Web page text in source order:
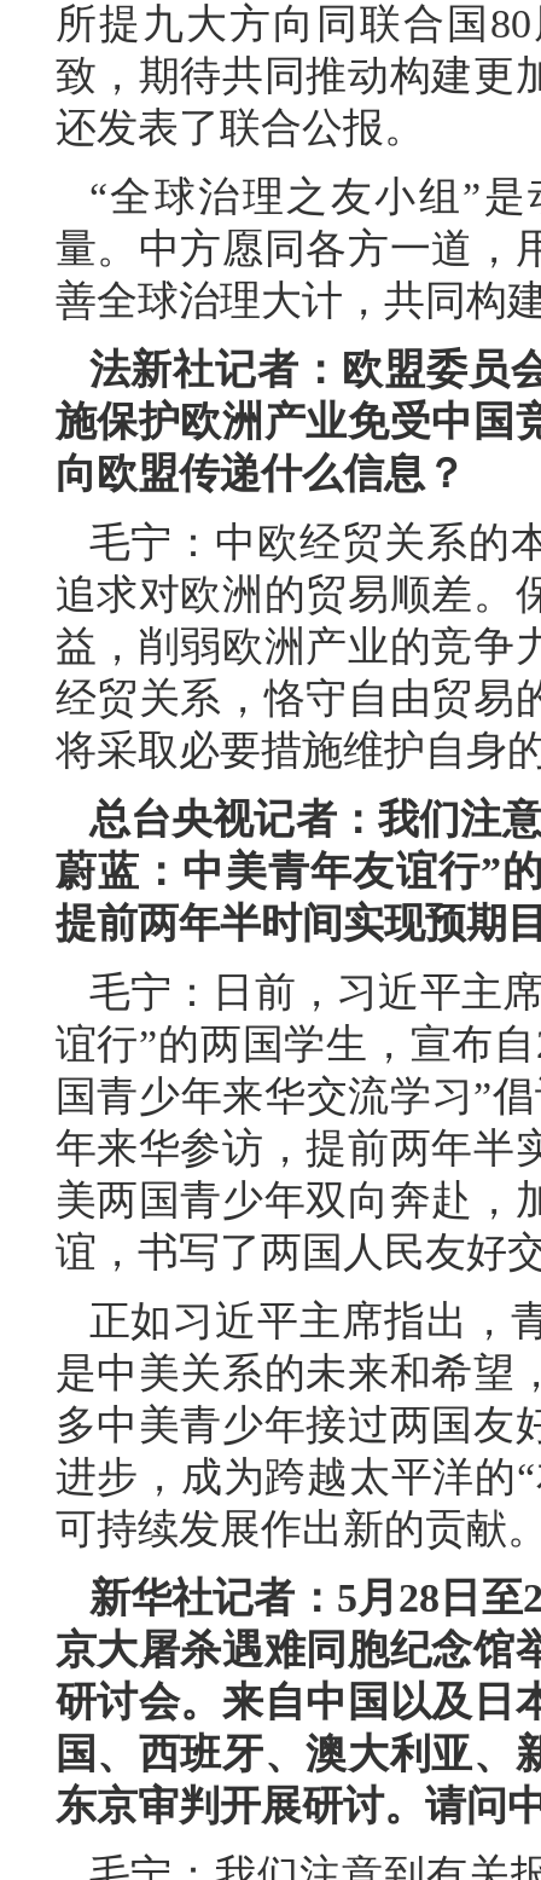
所提九大方向同联合国
致，期待共同推动构建更
还发表了联合公报。
“全球治理之友小组”
量。中方愿同各方一道，
善全球治理大计，共同构
法新社记者：欧盟委员
施保护欧洲产业免受中国
向欧盟传递什么信息？
毛宁：中欧经贸关系的
追求对欧洲的贸易顺差。
益，削弱欧洲产业的竞争
经贸关系，恪守自由贸易
将采取必要措施维护自身
总台央视记者：我们注
蔚蓝：中美青年友谊行”
提前两年半时间实现预期
毛宁：日前，习近平主
谊行”的两国学生，宣布
国青少年来华交流学习”
年来华参访，提前两年半
美两国青少年双向奔赴，
谊，书写了两国人民友好
正如习近平主席指出，
是中美关系的未来和希望
多中美青少年接过两国友
进步，成为跨越太平洋的
可持续发展作出新的贡献
新华社记者：5月28日
京大屠杀遇难同胞纪念馆
研讨会。来自中国以及日
国、西班牙、澳大利亚、
东京审判开展研讨。请问